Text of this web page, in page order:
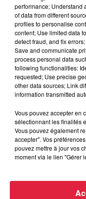
Publié : 5 novembre
novembre 2025 à
A lire aussi
12h23
Les
performance; Understand
of data from different
profiles to personalise
content; Use limited data
detect fraud, and fix
Save and communicate
process personal data
following functionalities:
requested; Use precise
other data sources; Link
information transmitted
Vous pouvez accepter en
sélectionnant les finalités
Vous pouvez également
accepter". Vos
pouvez mettre à jour vos
moment via le lien "Gérer